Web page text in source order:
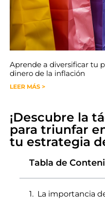
Aprende a diversificar tu
dinero de la inflación
LEER MÁS >
¡Descubre la
para triunfar
tu estrategia
Tabla de
La importancia